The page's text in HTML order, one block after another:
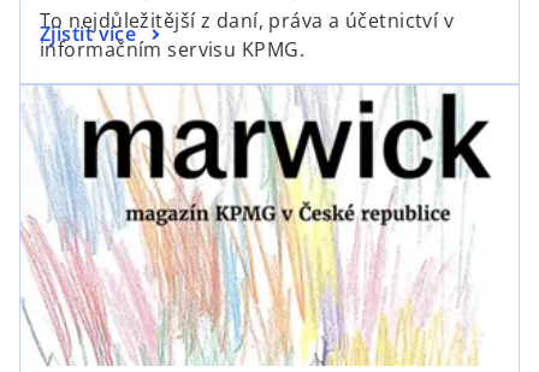
s
i
n
a
n
e
w
t
a
b
To nejdůležitější z daní, práva a účetnictví v
informačním servisu KPMG.
Zjistit více
o
p
e
n
s
i
n
a
n
e
w
t
opens in a new tab